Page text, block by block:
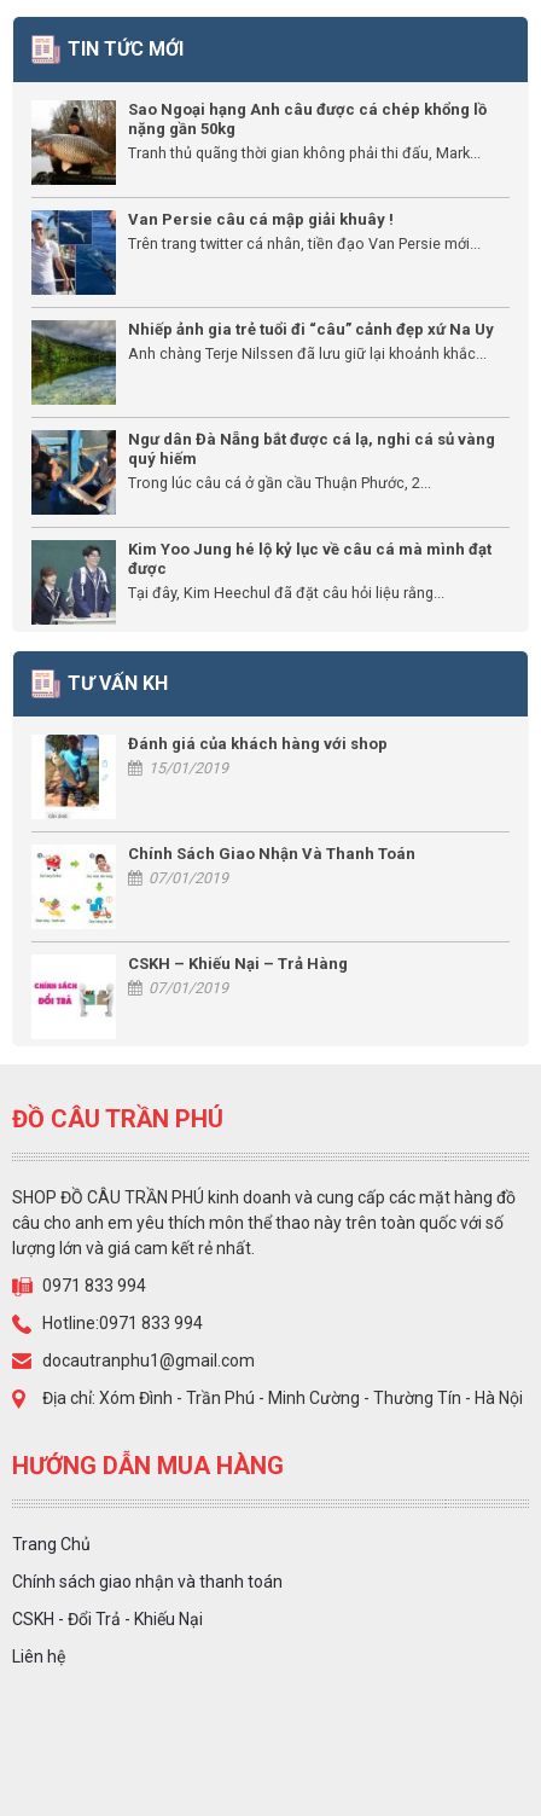
TIN TỨC MỚI
Sao Ngoại hạng Anh câu được cá chép khổng lồ
nặng gần 50kg
Tranh thủ quãng thời gian không phải thi đấu, Mark...
Van Persie câu cá mập giải khuây !
Trên trang twitter cá nhân, tiền đạo Van Persie mới...
Nhiếp ảnh gia trẻ tuổi đi “câu” cảnh đẹp xứ Na Uy
Anh chàng Terje Nilssen đã lưu giữ lại khoảnh khắc...
Ngư dân Đà Nẵng bắt được cá lạ, nghi cá sủ vàng
quý hiếm
Trong lúc câu cá ở gần cầu Thuận Phước, 2...
Kim Yoo Jung hé lộ kỷ lục về câu cá mà mình đạt
được
Tại đây, Kim Heechul đã đặt câu hỏi liệu rằng...
TƯ VẤN KH
Đánh giá của khách hàng với shop
15/01/2019
Chính Sách Giao Nhận Và Thanh Toán
07/01/2019
CSKH – Khiếu Nại – Trả Hàng
07/01/2019
ĐỒ CÂU TRẦN PHÚ
SHOP ĐỒ CÂU TRẦN PHÚ kinh doanh và cung cấp các mặt hàng đồ
câu cho anh em yêu thích môn thể thao này trên toàn quốc với số
lượng lớn và giá cam kết rẻ nhất.
0971 833 994
Hotline:0971 833 994
docautranphu1@gmail.com
Địa chỉ: Xóm Đình - Trần Phú - Minh Cường - Thường Tín - Hà Nội
HƯỚNG DẪN MUA HÀNG
Trang Chủ
Chính sách giao nhận và thanh toán
CSKH - Đổi Trả - Khiếu Nại
Liên hệ